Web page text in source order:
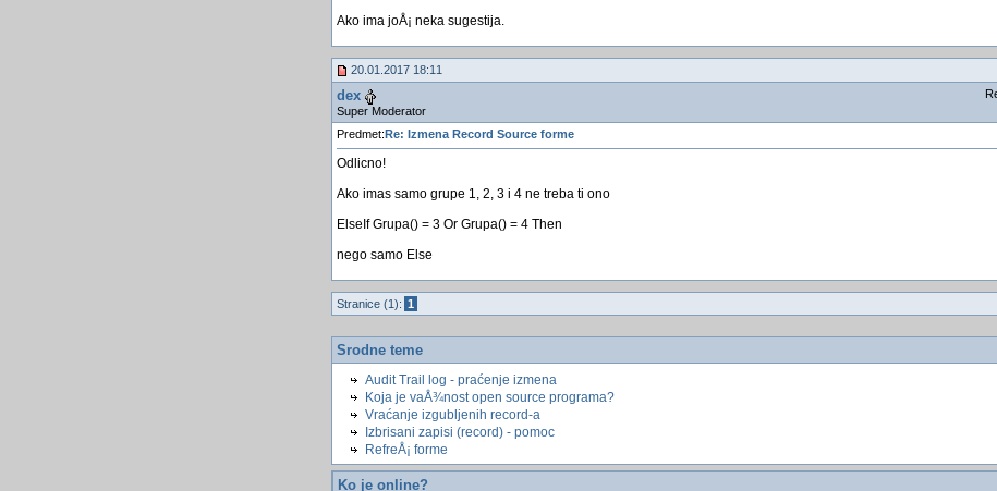
Ako ima joÅ¡ neka sugestija.
20.01.2017 18:11
dex
Super Moderator
Predmet:Re: Izmena Record Source forme
Odlicno!
Ako imas samo grupe 1, 2, 3 i 4 ne treba ti ono
ElseIf Grupa() = 3 Or Grupa() = 4 Then
nego samo Else
Stranice (1): 1
Srodne teme
Audit Trail log - praćenje izmena
Koja je vaÅ¾nost open source programa?
Vraćanje izgubljenih record-a
Izbrisani zapisi (record) - pomoc
RefreÅ¡ forme
Ko je online?